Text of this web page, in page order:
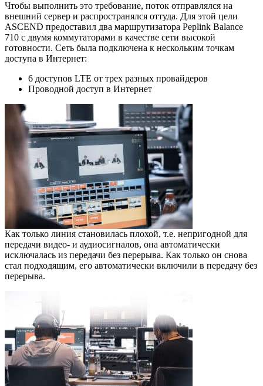
Чтобы выполнить это требование, поток отправлялся на
внешний сервер и распространялся оттуда. Для этой цели
ASCEND предоставил два маршрутизатора Peplink Balance
710 с двумя коммутаторами в качестве сети высокой
готовности. Сеть была подключена к нескольким точкам
доступа в Интернет:
6 доступов LTE от трех разных провайдеров
Проводной доступ в Интернет
Как только линия становилась плохой, т.е. непригодной для
передачи видео- и аудиосигналов, она автоматически
исключалась из передачи без перерыва. Как только он снова
стал подходящим, его автоматически включили в передачу без
перерыва.